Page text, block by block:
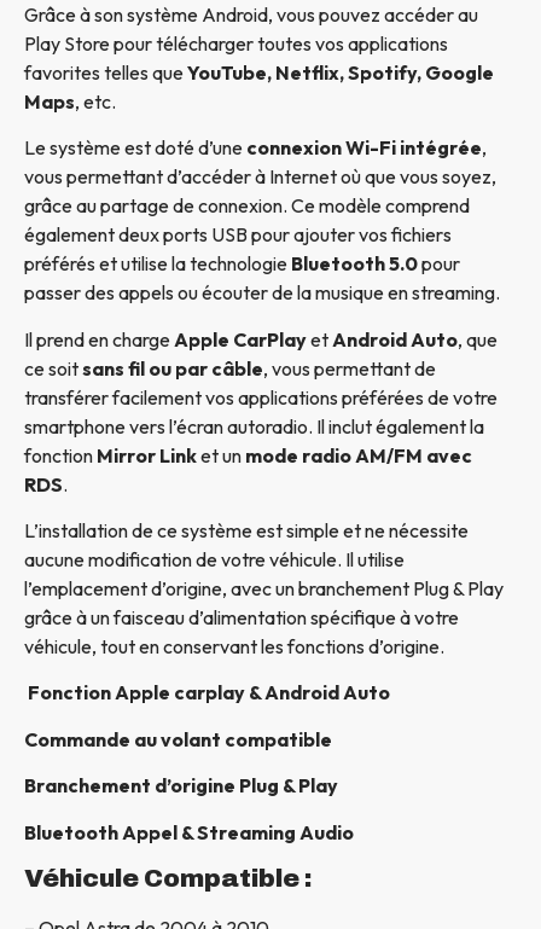
Grâce à son système Android, vous pouvez accéder au
Play Store pour télécharger toutes vos applications
favorites telles queYouTube, Netflix, Spotify, Google
Maps, etc.
Le système est doté d’une connexion Wi-Fi intégrée,
vous permettant d’accéder à Internet où que vous soyez,
grâce au partage de connexion. Ce modèle comprend
également deux ports USB pour ajouter vos fichiers
préférés et utilise la technologie Bluetooth 5.0pour
passer des appels ou écouter de la musique en streaming.
Il prend en charge Apple CarPlayet Android Auto, que
ce soitsans fil ou par câble, vous permettant de
transférer facilement vos applications préférées de votre
smartphone vers l’écran autoradio. Il inclut également la
fonction Mirror Linket un mode radio AM/FM avec
RDS.
L’installation de ce système est simple et ne nécessite
aucune modification de votre véhicule. Il utilise
l’emplacement d’origine, avec un branchement Plug & Play
grâce à un faisceau d’alimentation spécifique à votre
véhicule, tout en conservant les fonctions d’origine.
Fonction Apple carplay & Android Auto
Commande au volant compatible
Branchement d’origine Plug & Play
Bluetooth Appel & Streaming Audio
Véhicule Compatible :